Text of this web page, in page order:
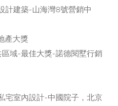
計建築-山海灣8號營銷中
產大獎
域-最佳大獎-諾德閱墅行銷
宅室內設計-中國院子，北京